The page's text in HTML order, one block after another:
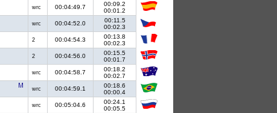
wrc 00:04:49.7
00:09.2
00:01.2
wrc 00:04:52.0
00:11.5
00:02.3
2 00:04:54.3
00:13.8
00:02.3
2 00:04:56.0
00:15.5
00:01.7
wrc 00:04:58.7
00:18.2
00:02.7
wrc 00:04:59.1
00:18.6
00:00.4
wrc 00:05:04.6
00:24.1
00:05.5